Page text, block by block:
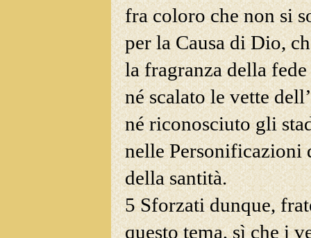
fra coloro che non si
per la Causa di Dio,
la fragranza della
né scalatole vette
né riconosciuto gli
nelle Personificazioni
della santità.
5 Sforzati dunque,
questo tema, sì che i